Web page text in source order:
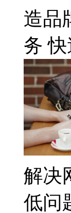
造品
务
解决
低问